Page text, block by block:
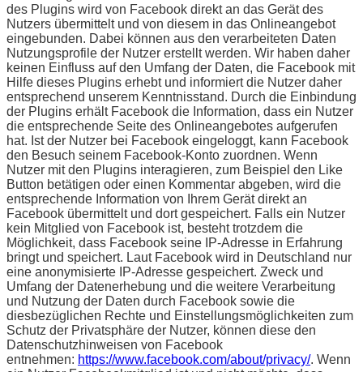
des Plugins wird von Facebook direkt an das Gerät des
Nutzers übermittelt und von diesem in das Onlineangebot
eingebunden. Dabei können aus den verarbeiteten Daten
Nutzungsprofile der Nutzer erstellt werden. Wir haben daher
keinen Einfluss auf den Umfang der Daten, die Facebook mit
Hilfe dieses Plugins erhebt und informiert die Nutzer daher
entsprechend unserem Kenntnisstand. Durch die Einbindung
der Plugins erhält Facebook die Information, dass ein Nutzer
die entsprechende Seite des Onlineangebotes aufgerufen
hat. Ist der Nutzer bei Facebook eingeloggt, kann Facebook
den Besuch seinem Facebook-Konto zuordnen. Wenn
Nutzer mit den Plugins interagieren, zum Beispiel den Like
Button betätigen oder einen Kommentar abgeben, wird die
entsprechende Information von Ihrem Gerät direkt an
Facebook übermittelt und dort gespeichert. Falls ein Nutzer
kein Mitglied von Facebook ist, besteht trotzdem die
Möglichkeit, dass Facebook seine IP-Adresse in Erfahrung
bringt und speichert. Laut Facebook wird in Deutschland nur
eine anonymisierte IP-Adresse gespeichert. Zweck und
Umfang der Datenerhebung und die weitere Verarbeitung
und Nutzung der Daten durch Facebook sowie die
diesbezüglichen Rechte und Einstellungsmöglichkeiten zum
Schutz der Privatsphäre der Nutzer, können diese den
Datenschutzhinweisen von Facebook
entnehmen: https://www.facebook.com/about/privacy/. Wenn